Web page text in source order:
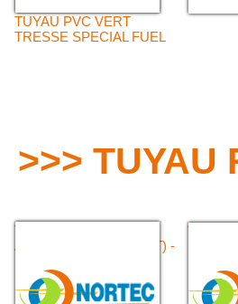
TUYAU PVC VERT
TRESSE SPECIAL FUEL
>>> TUYAU
TUYAU PVC TRESSE
ARME (TRANSPARENT) -
TUYAU